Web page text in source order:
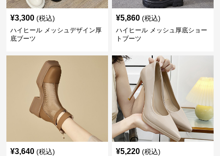
¥3,300 (税込)
ハイヒール メッシュデザイン厚
底ブーツ
¥5,860 (税込)
ハイヒール メッシュ厚底ショー
トブーツ
¥3,640 (税込) ¥5,220 (税込)